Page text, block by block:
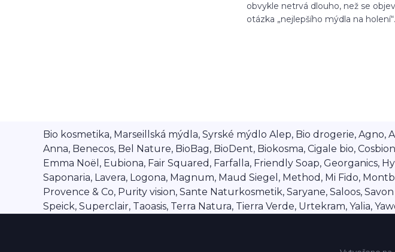
obvykle netrvá dlouho, než se
otázka „nejlepšího mýdla na holení“.
Bio kosmetika, Marseillská mýdla, Syrské mýdlo Alep, Bio drogerie,
Anna, Benecos, Bel Nature, BioBag, BioDent, Biokosma, Cigale bio,
Emma Noël, Eubiona, Fair Squared, Farfalla, Friendly Soap, Georganics,
Saponaria, Lavera, Logona, Magnum, Maud Siegel, Method, Mi Fido,
Provence & Co, Purity vision, Sante Naturkosmetik, Saryane, Saloos,
Speick, Superclair, Taoasis, Terra Natura, Tierra Verde, Urtekram, Yalia,